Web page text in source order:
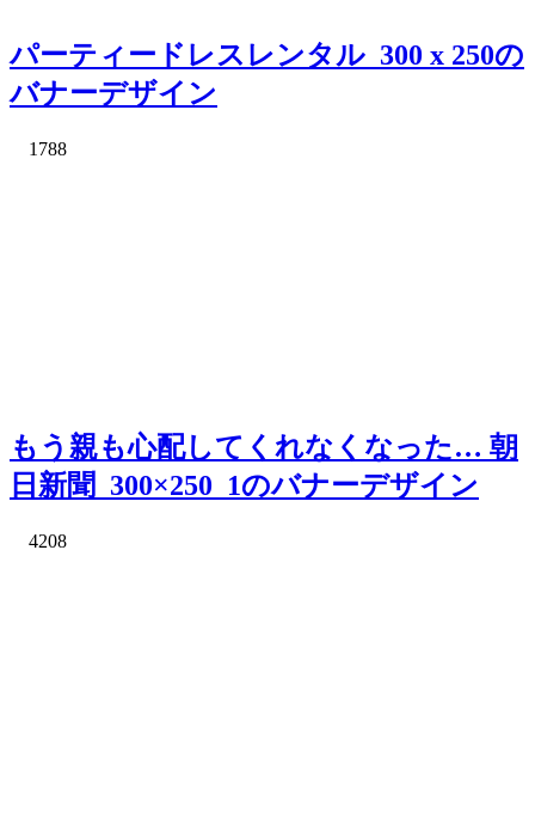
パーティードレスレンタル_300 x 250の
バナーデザイン
1788
もう親も心配してくれなくなった… 朝
日新聞_300×250_1のバナーデザイン
4208